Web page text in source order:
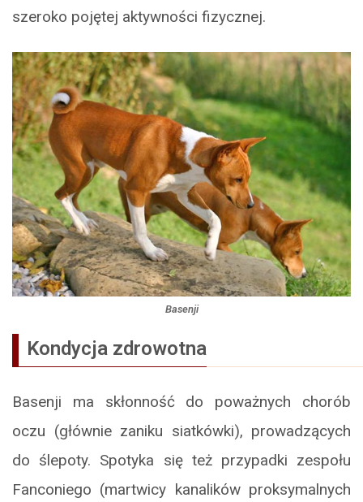
szeroko pojętej aktywności fizycznej.
Basenji
Kondycja zdrowotna
Basenji ma skłonność do poważnych chorób
oczu (głównie zaniku siatkówki), prowadzących
do ślepoty. Spotyka się też przypadki zespołu
Fanconiego (martwicy kanalików proksymalnych